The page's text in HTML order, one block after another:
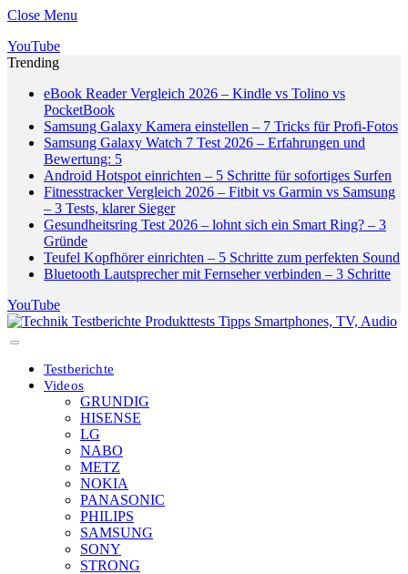
Close Menu
YouTube
Trending
eBook Reader Vergleich 2026 – Kindle vs Tolino vs
PocketBook
Samsung Galaxy Kamera einstellen – 7 Tricks für Profi-Fotos
Samsung Galaxy Watch 7 Test 2026 – Erfahrungen und
Bewertung: 5
Android Hotspot einrichten – 5 Schritte für sofortiges Surfen
Fitnesstracker Vergleich 2026 – Fitbit vs Garmin vs Samsung
– 3 Tests, klarer Sieger
Gesundheitsring Test 2026 – lohnt sich ein Smart Ring? – 3
Gründe
Teufel Kopfhörer einrichten – 5 Schritte zum perfekten Sound
Bluetooth Lautsprecher mit Fernseher verbinden – 3 Schritte
YouTube
Testberichte
Videos
GRUNDIG
HISENSE
LG
NABO
METZ
NOKIA
PANASONIC
PHILIPS
SAMSUNG
SONY
STRONG